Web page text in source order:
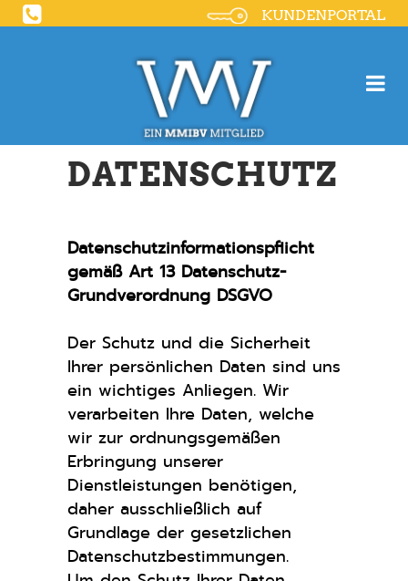
KUNDENPORTAL
DATENSCHUTZ
Datenschutzinformationspflicht
gemäß Art 13 Datenschutz-
Grundverordnung DSGVO
Der Schutz und die Sicherheit
Ihrer persönlichen Daten sind uns
ein wichtiges Anliegen. Wir
verarbeiten Ihre Daten, welche
wir zur ordnungsgemäßen
Erbringung unserer
Dienstleistungen benötigen,
daher ausschließlich auf
Grundlage der gesetzlichen
Datenschutzbestimmungen.